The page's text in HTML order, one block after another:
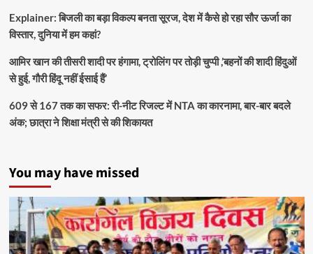
Explainer: बिजली का बड़ा विकल्प बनता सूरज, देश में कैसे हो रहा सौर ऊर्जा का
विस्तार, दुनिया में हम कहां?
आमिर खान की तीसरी शादी पर हंगामा, ट्रोलिंग पर तोड़ी चुप्पी ,’बहनों की शादी हिंदुओं
से हुई, गौरी हिंदू नहीं ईसाई हैं’
609 से 167 तक का सफर: री-नीट रिजल्ट में NTA का कारनामा, बार-बार बदले
अंक; छात्रा ने शिक्षा मंत्री से की शिकायत
You may have missed